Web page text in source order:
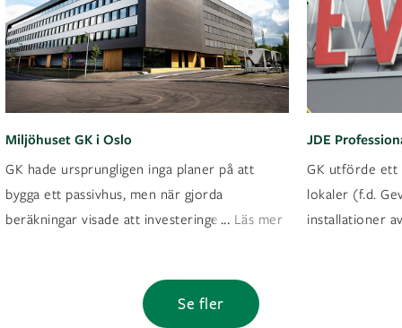
Miljöhuset GK i Oslo
GK hade ursprungligen inga planer på att
bygga ett passivhus, men när gjorda
beräkningar visade att investeringen skull
... Läs mer
JDE
GK utförde ett
lokaler (f.d.
installationer
Se fler